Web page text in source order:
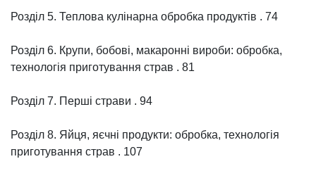
Розділ 5. Теплова кулінарна обробка продуктів . 74
Розділ 6. Крупи, бобові, макаронні вироби: обробка,
технологія приготування страв . 81
Розділ 7. Перші страви . 94
Розділ 8. Яйця, яєчні продукти: обробка, технологія
приготування страв . 107